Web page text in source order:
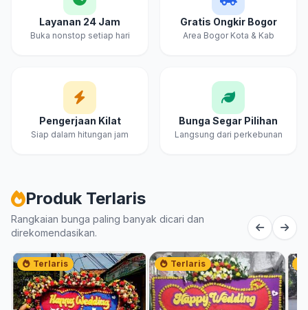
Layanan 24 Jam
Buka nonstop setiap hari
Gratis Ongkir Bogor
Area Bogor Kota & Kab
Pengerjaan Kilat
Siap dalam hitungan jam
Bunga Segar Pilihan
Langsung dari perkebunan
Produk Terlaris
Rangkaian bunga paling banyak dicari dan
direkomendasikan.
Terlaris Terlaris